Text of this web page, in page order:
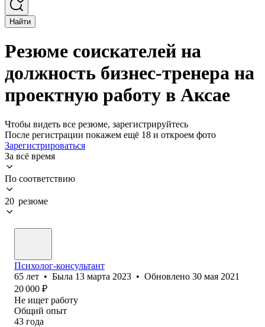
Найти
Резюме соискателей на
должность бизнес-тренера на
проектную работу в Аксае
Чтобы видеть все резюме, зарегистрируйтесь
После регистрации покажем ещё 18 и откроем фото
Зарегистрироваться
За всё время
По соответствию
20 резюме
Психолог-консультант
65 лет • Была 13 марта 2023 • Обновлено 30 мая 2021
20 000 ₽
Не ищет работу
Общий опыт
43 года